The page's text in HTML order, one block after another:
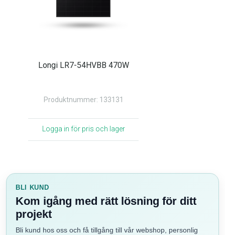
Longi LR7-54HVBB 470W
Produktnummer: 133131
Logga in för pris och lager
BLI KUND
Kom igång med rätt lösning för ditt
projekt
Bli kund hos oss och få tillgång till vår webshop, personlig